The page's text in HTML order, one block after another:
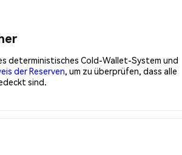
deterministisches Cold-Wallet-System und
der Reserven, um zu überprüfen, dass alle
sind.